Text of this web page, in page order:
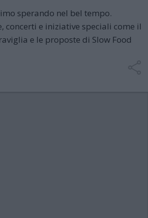
sperando nel bel tempo.
concerti e iniziative speciali come il
e le proposte di Slow Food